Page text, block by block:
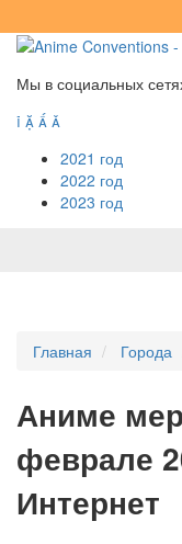
Мы в социальных
   
2021 год
2022 год
2023 год
Главная Города
Аниме
феврале
Интернет